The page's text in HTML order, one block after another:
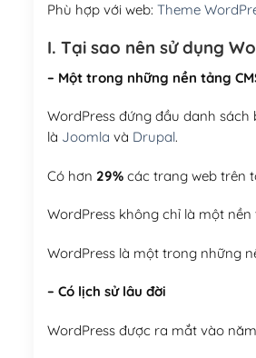
Phù hợp với web: Theme
I. Tại sao nên sử dụng
– Một trong những nền tảng
WordPress đứng đầu danh
là Joomla và Drupal.
Có hơn 29%các trang web trên
WordPress không chỉ là một
WordPress là một trong những
– Có lịch sử lâu đời
WordPress được ra mắt vào năm